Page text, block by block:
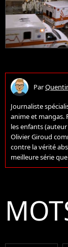
Par
Journaliste
anime et mangas.
les enfants
Olivier Giroud
contre la vérité
meilleure série